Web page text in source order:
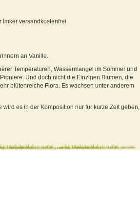
Imker versandkostenfrei.
an Vanille.
Temperaturen, Wassermangel im Sommer und
Und doch nicht die Einzigen Blumen, die
blütenreiche Flora. Es wachsen unter anderem
es in der Komposition nur für kurze Zeit geben,